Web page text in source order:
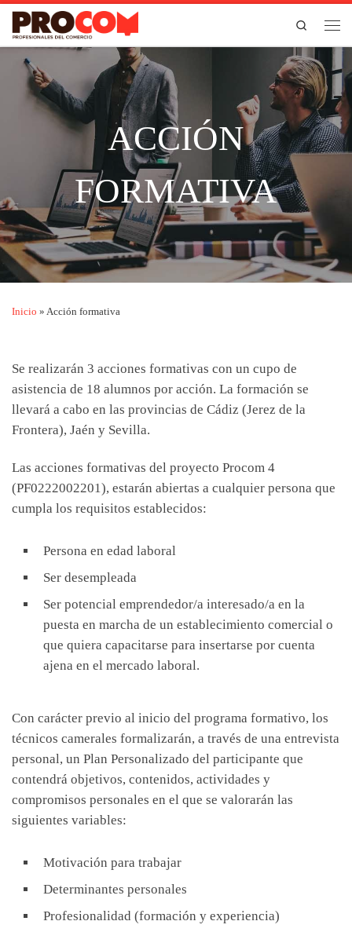
Saltar al contenido
Search
ACCIÓN
FORMATIVA
Inicio » Acción formativa
Se realizarán 3 acciones formativas con un cupo de
asistencia de 18 alumnos por acción. La formación se
llevará a cabo en las provincias de Cádiz (Jerez de la
Frontera), Jaén y Sevilla.
Las acciones formativas del proyecto Procom 4
(PF0222002201), estarán abiertas a cualquier persona que
cumpla los requisitos establecidos:
Persona en edad laboral
Ser desempleada
Ser potencial emprendedor/a interesado/a en la
puesta en marcha de un establecimiento comercial o
que quiera capacitarse para insertarse por cuenta
ajena en el mercado laboral.
Con carácter previo al inicio del programa formativo, los
técnicos camerales formalizarán, a través de una entrevista
personal, un Plan Personalizado del participante que
contendrá objetivos, contenidos, actividades y
compromisos personales en el que se valorarán las
siguientes variables:
Motivación para trabajar
Determinantes personales
Profesionalidad (formación y experiencia)